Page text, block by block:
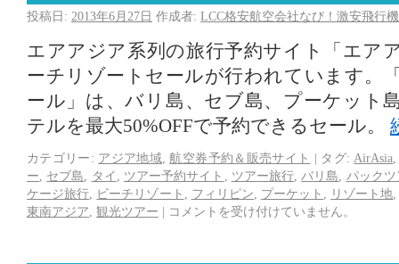
投稿日: 2013年6月27日 作成者: LCC格安航空会社なび！激安飛行
エアアジア系列の旅行予約サイト「エア
ーチリゾートセールが行われています。
ール」は、バリ島、セブ島、プーケット
テルを最大50%OFFで予約できるセール。
カテゴリー: アジア地域 ,航空券予約＆販売サイト | タグ: AirAsia
ー
セブ島 タイ ツアー予約サイト ツアー旅行 バリ島
パック
ケージ旅行
ビーチリゾート フィリピン プーケット リゾート地
東南アジア 観光ツアー | コメントを受け付けていません。